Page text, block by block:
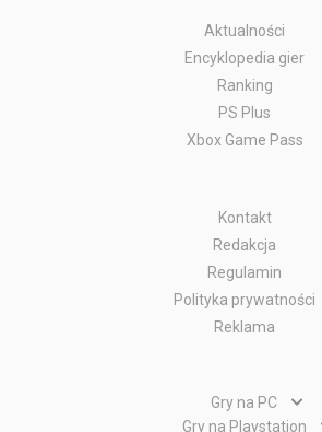
Aktualności
Encyklopedia gier
Ranking
PS Plus
Xbox Game Pass
Kontakt
Redakcja
Regulamin
Polityka prywatności
Reklama
Gry na PC
Gry PC
Gry na Playstation